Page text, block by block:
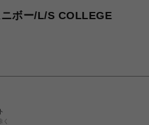
ボー/L/S COLLEGE